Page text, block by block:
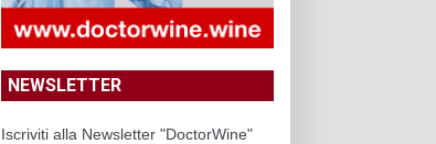
NEWSLETTER
Iscriviti alla Newsletter "DoctorWine"